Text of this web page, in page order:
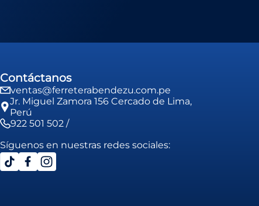
Contáctanos
ventas@ferreterabendezu.com.pe
922 501 502 /
Jr. Miguel Zamora 156 Cercado de Lima,
Perú
Síguenos en nuestras redes sociales: